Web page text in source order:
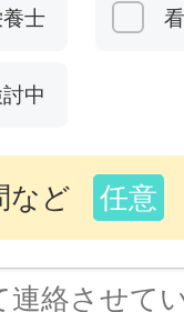
士
中
など 任意